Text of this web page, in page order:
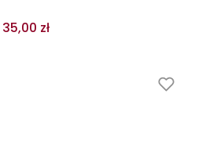
35,00 zł